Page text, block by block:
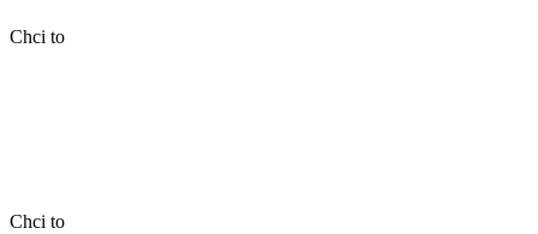
Chci to
Chci to